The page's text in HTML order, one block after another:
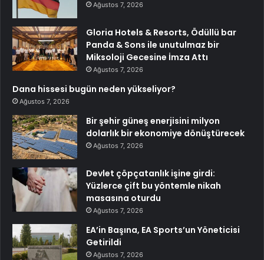
Ağustos 7, 2026
Gloria Hotels & Resorts, Ödüllü bar
Panda & Sons ile unutulmaz bir
Miksoloji Gecesine İmza Attı
Ağustos 7, 2026
Dana hissesi bugün neden yükseliyor?
Ağustos 7, 2026
Bir şehir güneş enerjisini milyon
dolarlık bir ekonomiye dönüştürecek
Ağustos 7, 2026
Devlet çöpçatanlık işine girdi:
Yüzlerce çift bu yöntemle nikah
masasına oturdu
Ağustos 7, 2026
EA’in Başına, EA Sports’un Yöneticisi
Getirildi
Ağustos 7, 2026